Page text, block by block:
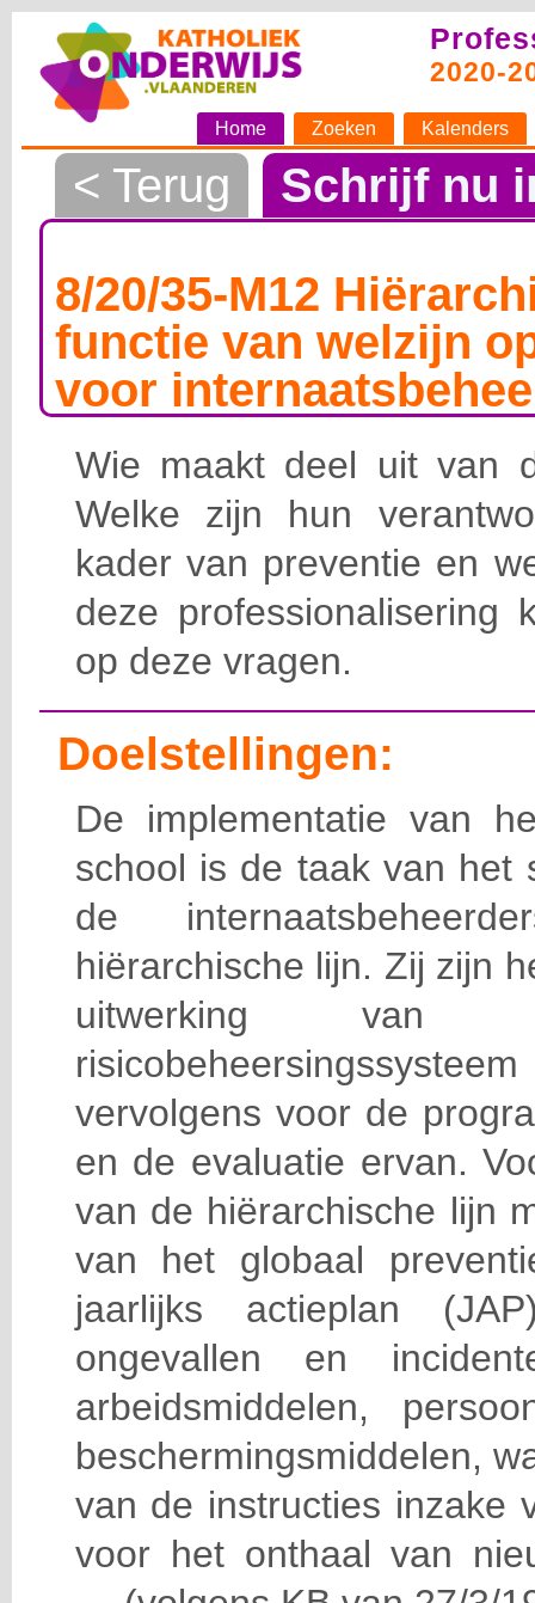
2020-
Home Zoeken Kalenders
< Terug Schrijf nu
8/20/35-M12
functie van welzijn
voor
Wie maakt deel uit van
Welke zijn hun
kader van preventie en
deze professionalisering
op deze vragen.
Doelstellingen:
De implementatie van
school is de taak van het
de
hiërarchische lijn. Zij zijn
uitwerking van
vervolgens voor de
en de evaluatie ervan.
van de hiërarchische lijn
van het globaal
jaarlijks actieplan
ongevallen en
arbeidsmiddelen,
beschermingsmiddelen,
van de instructies inzake
voor het onthaal van